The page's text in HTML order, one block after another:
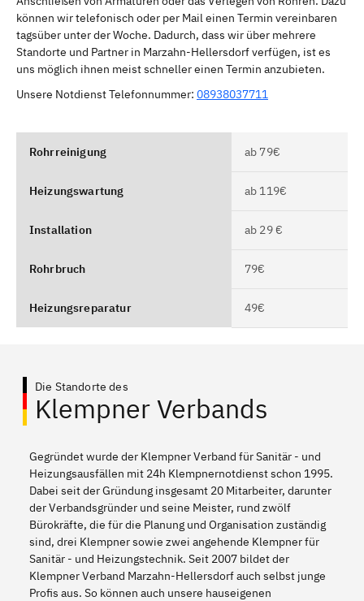
können wir telefonisch oder per Mail einen Termin vereinbaren
tagsüber unter der Woche. Dadurch, dass wir über mehrere
Standorte und Partner in Marzahn-Hellersdorf verfügen, ist es
uns möglich ihnen meist schneller einen Termin anzubieten.
Unsere Notdienst Telefonnummer: 08938037711
Rohrreinigung ab 79€
Heizungswartung ab 119€
Installation ab 29 €
Rohrbruch 79€
Heizungsreparatur 49€
Die Standorte des
Klempner Verbands
Gegründet wurde der Klempner Verband für Sanitär - und
Heizungsausfällen mit 24h Klempnernotdienst schon 1995.
Dabei seit der Gründung insgesamt 20 Mitarbeiter, darunter
der Verbandsgründer und seine Meister, rund zwölf
Bürokräfte, die für die Planung und Organisation zuständig
sind, drei Klempner sowie zwei angehende Klempner für
Sanitär - und Heizungstechnik. Seit 2007 bildet der
Klempner Verband Marzahn-Hellersdorf auch selbst junge
Profis aus. So können auch unsere hauseigenen